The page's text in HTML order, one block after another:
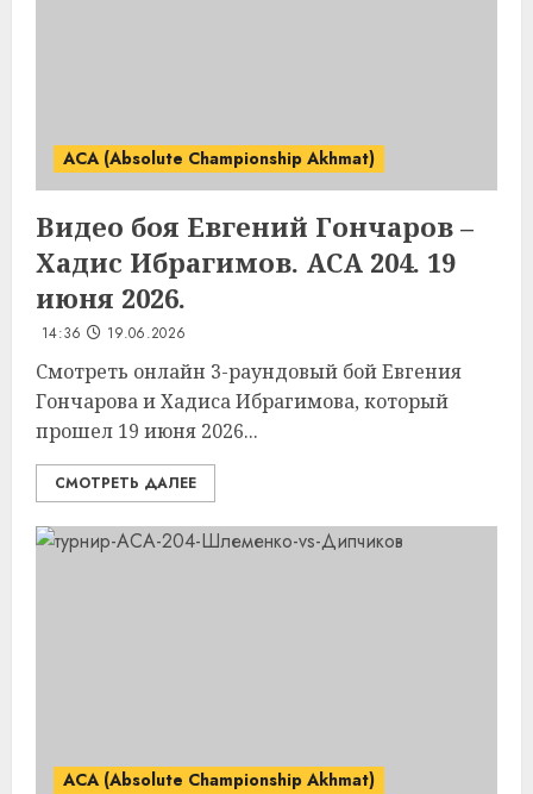
ACA (Absolute Championship Akhmat)
Видео боя Евгений Гончаров –
Хадис Ибрагимов. ACA 204. 19
июня 2026.
14:36 19.06.2026
Смотреть онлайн 3-раундовый бой Евгения
Гончарова и Хадиса Ибрагимова, который
прошел 19 июня 2026...
СМОТРЕТЬ ДАЛЕЕ
ACA (Absolute Championship Akhmat)